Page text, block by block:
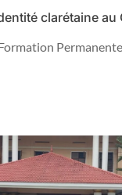
clarétaine
Permanente